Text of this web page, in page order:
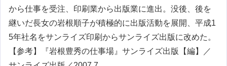
から仕事を受注、印刷業から出版業に進出。没後、後を
継いだ長女の岩根順子が積極的に出版活動を展開、平成1
5年社名をサンライズ印刷からサンライズ出版に改めた。
【参考】『岩根豊秀の仕事場』サンライズ出版【編】／